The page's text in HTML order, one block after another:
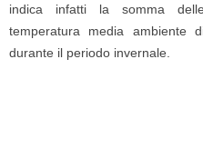
indica infatti la somma
temperatura media ambiente
durante il periodo invernale.